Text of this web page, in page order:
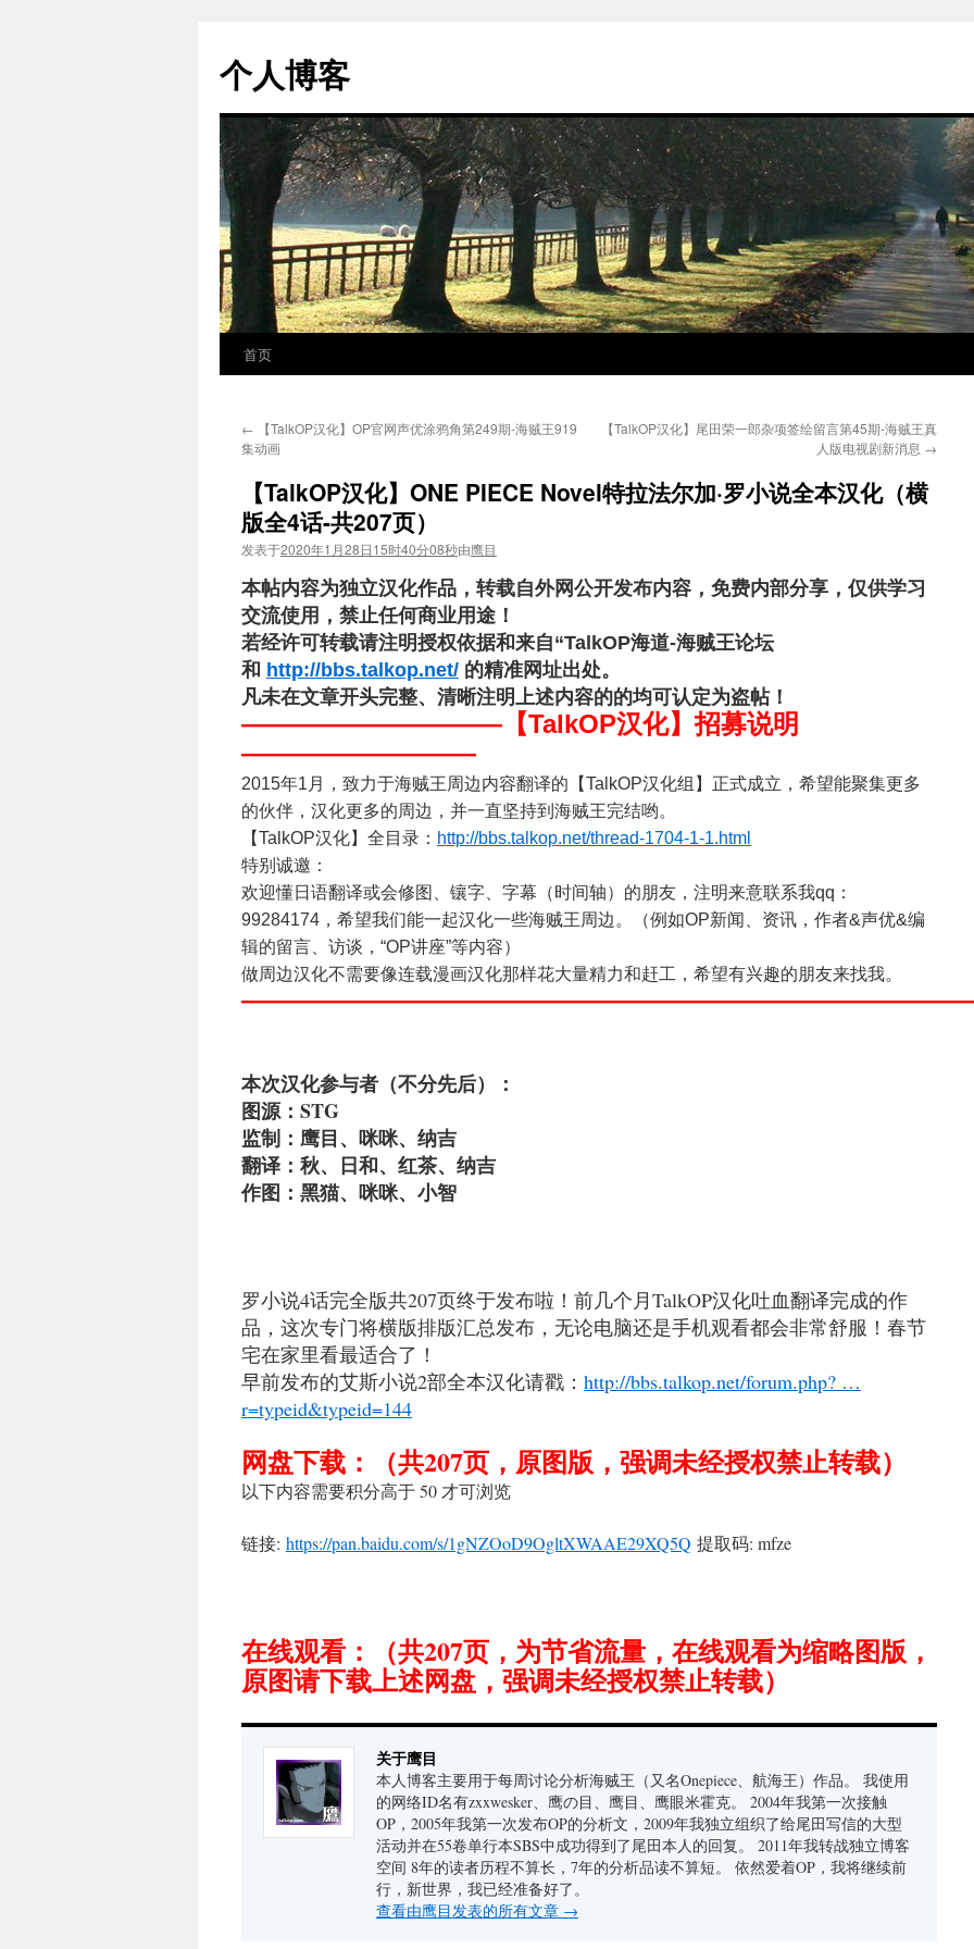
个人博客
首页
← 【TalkOP汉化】OP官网声优涂鸦角第249期-海贼王919
集动画
【TalkOP汉化】尾田荣一郎杂项签绘留言第45期-海贼王真
人版电视剧新消息 →
【TalkOP汉化】ONE PIECE Novel特拉法尔加·罗小说全本汉化（横
版全4话-共207页）
发表于2020年1月28日15时40分08秒由鹰目
本帖内容为独立汉化作品，转载自外网公开发布内容，免费内部分享，仅供学习
交流使用，禁止任何商业用途！
若经许可转载请注明授权依据和来自“TalkOP海道-海贼王论坛
和 http://bbs.talkop.net/ 的精准网址出处。
凡未在文章开头完整、清晰注明上述内容的的均可认定为盗帖！
——————————【TalkOP汉化】招募说明
—————————
2015年1月，致力于海贼王周边内容翻译的【TalkOP汉化组】正式成立，希望能聚集更多
的伙伴，汉化更多的周边，并一直坚持到海贼王完结哟。
【TalkOP汉化】全目录： http://bbs.talkop.net/thread-1704-1-1.html
特别诚邀：
欢迎懂日语翻译或会修图、镶字、字幕（时间轴）的朋友，注明来意联系我qq：
99284174，希望我们能一起汉化一些海贼王周边。（例如OP新闻、资讯，作者&声优&编
辑的留言、访谈，“OP讲座”等内容）
做周边汉化不需要像连载漫画汉化那样花大量精力和赶工，希望有兴趣的朋友来找我。
本次汉化参与者（不分先后）：
图源：STG
监制：鹰目、咪咪、纳吉
翻译：秋、日和、红茶、纳吉
作图：黑猫、咪咪、小智
罗小说4话完全版共207页终于发布啦！前几个月TalkOP汉化吐血翻译完成的作
品，这次专门将横版排版汇总发布，无论电脑还是手机观看都会非常舒服！春节
宅在家里看最适合了！
早前发布的艾斯小说2部全本汉化请戳： http://bbs.talkop.net/forum.php? …
r=typeid&typeid=144
网盘下载：（共207页，原图版，强调未经授权禁止转载）
以下内容需要积分高于 50 才可浏览
链接: https://pan.baidu.com/s/1gNZOoD9OgltXWAAE29XQ5Q 提取码: mfze
在线观看：（共207页，为节省流量，在线观看为缩略图版，
原图请下载上述网盘，强调未经授权禁止转载）
关于鹰目
本人博客主要用于每周讨论分析海贼王（又名Onepiece、航海王）作品。 我使用
的网络ID名有zxxwesker、鹰の目、鹰目、鹰眼米霍克。 2004年我第一次接触
OP，2005年我第一次发布OP的分析文，2009年我独立组织了给尾田写信的大型
活动并在55卷单行本SBS中成功得到了尾田本人的回复。 2011年我转战独立博客
空间 8年的读者历程不算长，7年的分析品读不算短。 依然爱着OP，我将继续前
行，新世界，我已经准备好了。
查看由鹰目发表的所有文章 →